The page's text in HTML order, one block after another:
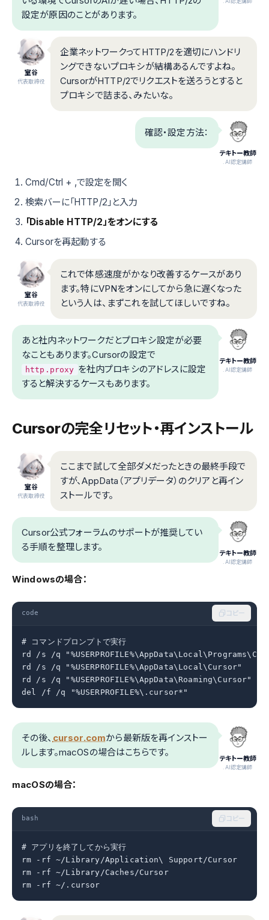
設定が原因のことがあります。
室谷
代表取締役
企業ネットワークってHTTP/2を適切にハンドリ
ングできないプロキシが結構あるんですよね。
CursorがHTTP/2でリクエストを送ろうとすると
プロキシで詰まる、みたいな。
テキトー教師
.AI認定講師
確認・設定方法：
Cmd/Ctrl + ,で設定を開く
検索バーに「HTTP/2」と入力
「Disable HTTP/2」をオンにする
Cursorを再起動する
室谷
代表取締役
これで体感速度がかなり改善するケースがあり
ます。特にVPNをオンにしてから急に遅くなった
という人は、まずこれを試してほしいですね。
テキトー教師
.AI認定講師
あと社内ネットワークだとプロキシ設定が必要
なこともあります。Cursorの設定で
http.proxy を社内プロキシのアドレスに設定
すると解決するケースもあります。
Cursorの完全リセット・再インストール
室谷
代表取締役
ここまで試して全部ダメだったときの最終手段で
すが、AppData（アプリデータ）のクリアと再イン
ストールです。
テキトー教師
.AI認定講師
Cursor公式フォーラムのサポートが推奨してい
る手順を整理します。
Windowsの場合：
code コピー
# コマンドプロンプトで実行
rd /s /q
rd /s /q "%USERPROFILE%\AppData\Local\Cursor"
rd /s /q "%USERPROFILE%\AppData\Roaming\Cursor"
del /f /q "%USERPROFILE%\.cursor*"
テキトー教師
.AI認定講師
その後、 cursor.comから最新版を再インストー
ルします。macOSの場合はこちらです。
macOSの場合：
bash コピー
# アプリを終了してから実行
rm -rf ~/Library/Application\ Support/Cursor
rm -rf ~/Library/Caches/Cursor
rm -rf ~/.cursor